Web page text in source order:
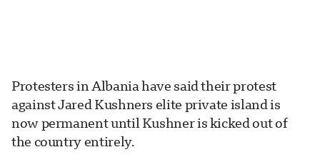
Protesters in Albania have said their protest
against Jared Kushners elite private island is
now permanent until Kushner is kicked out of
the country entirely.